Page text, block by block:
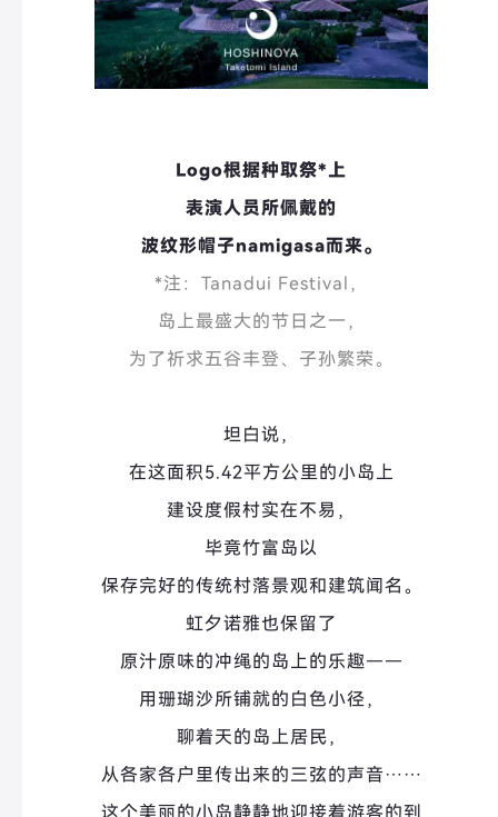
Logo根据种取祭*上
表演人员所佩戴的
波纹形帽子namigasa而来。
*注：Tanadui Festival，
岛上最盛大的节日之一，
为了祈求五谷丰登、子孙繁荣。
坦白说，
在这面积5.42平方公里的小岛上
建设度假村实在不易，
毕竟竹富岛以
保存完好的传统村落景观和建筑闻名。
虹夕诺雅也保留了
原汁原味的冲绳的岛上的乐趣——
用珊瑚沙所铺就的白色小径，
聊着天的岛上居民，
从各家各户里传出来的三弦的声音……